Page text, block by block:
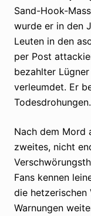
Sand-Hook-
wurde er in den
Leuten in den
per Post
bezahlter Lügner
verleumdet. Er
Todesdrohungen.
Nach dem Mord
zweites, nicht
Fans kennen
die
Warnungen